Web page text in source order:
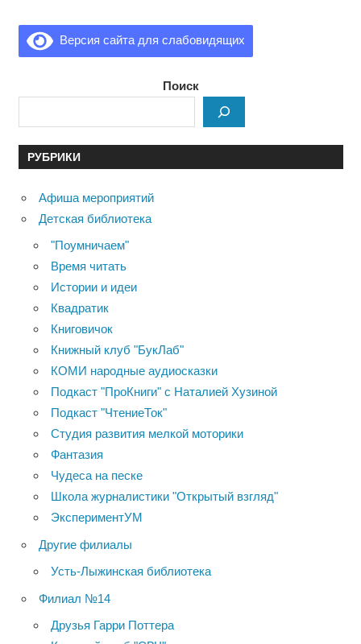
Версия сайта для слабовидящих
Поиск
РУБРИКИ
Афиша мероприятий
Детская библиотека
"Поумничаем"
Время читать
Истории и идеи
Квадратик
Книговичок
Книжный клуб "БукЛаб"
КОМИ народные аудиосказки
Подкаст "ПроКниги" с Наталией Хузиной
Подкаст "ЧтениеТок"
Студия развития мелкой моторики
Фантазия
Чудеса на песке
Школа журналистики "Открытый взгляд"
ЭкспериментУМ
Другие филиалы
Усть-Лыжинская библиотека
Филиал №14
Друзья Гарри Поттера